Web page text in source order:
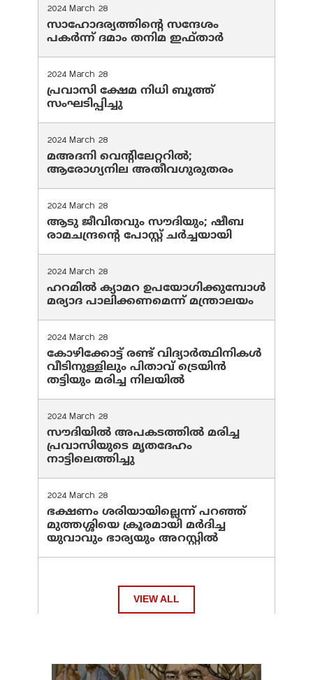
2024 March 28
സാഹോദര്യത്തിന്റെ സന്ദേശം
പകർന്ന് ദമാം തനിമ ഇഫ്‌താർ
2024 March 28
പ്രവാസി ക്ഷേമ നിധി ബൂത്ത്
സംഘടിപ്പിച്ചു
2024 March 28
മഅദനി വെന്റിലേറ്ററിൽ;
ആരോഗ്യനില അതീവഗുരുതരം
2024 March 28
ആടു ജീവിതവും സൗദിയും; ഷീബ
രാമചന്ദ്രന്റെ പോസ്റ്റ് ചര്‍ച്ചയായി
2024 March 28
ഹറമില്‍ ക്യാമറ ഉപയോഗിക്കുമ്പോള്‍
മര്യാദ പാലിക്കണമെന്ന് മന്ത്രാലയം
2024 March 28
കോഴിക്കോട്ട് രണ്ട് വിദ്യാർത്ഥിനികൾ
വീടിനുള്ളിലും പിതാവ് ട്രെയിൻ
തട്ടിയും മരിച്ച നിലയിൽ
2024 March 28
സൗദിയില്‍ അപകടത്തില്‍ മരിച്ച
പ്രവാസിയുടെ മൃതദേഹം
നാട്ടിലെത്തിച്ചു
2024 March 28
ഭക്ഷണം ശരിയായില്ലെന്ന് പറഞ്ഞ്
മുത്തശ്ശിയെ ക്രൂരമായി മര്‍ദിച്ച
യുവാവും ഭാര്യയും അറസ്റ്റില്‍
VIEW ALL